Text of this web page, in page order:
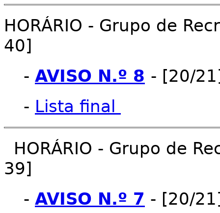
HORÁRIO - Grupo de
40]
- AVISO N.º 8 - [20/
- Lista final
HORÁRIO - Grupo de
39]
- AVISO N.º 7 - [20/